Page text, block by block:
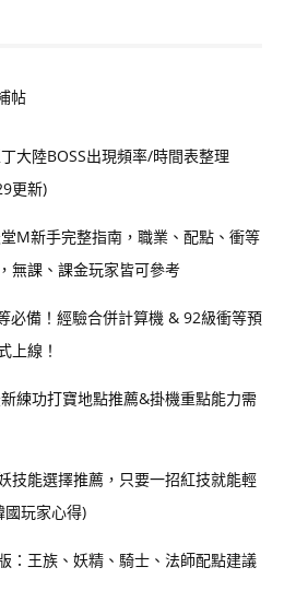
帖
大陸BOSS出現頻率/時間表整理
更新)
M新手完整指南，職業、配點、衝等
無課、課金玩家皆可參考
必備！經驗合併計算機 & 92級衝等預
上線！
練功打寶地點推薦&掛機重點能力需
技能選擇推薦，只要一招紅技就能輕
國玩家心得)
：王族、妖精、騎士、法師配點建議